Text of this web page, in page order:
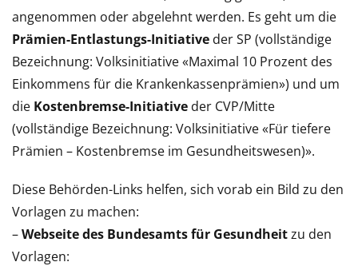
angenommen oder abgelehnt werden. Es geht um die
Prämien-Entlastungs-Initiative der SP (vollständige
Bezeichnung: Volksinitiative «Maximal 10 Prozent des
Einkommens für die Krankenkassenprämien») und um
die Kostenbremse-Initiative der CVP/Mitte
(vollständige Bezeichnung: Volksinitiative «Für tiefere
Prämien – Kostenbremse im Gesundheitswesen)».
Diese Behörden-Links helfen, sich vorab ein Bild zu den
Vorlagen zu machen:
–Webseite des Bundesamts für Gesundheitzu den
Vorlagen: